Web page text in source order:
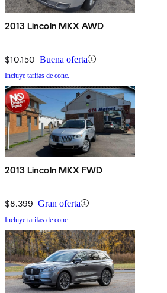
2013 Lincoln MKX AWD
$10,150 Buena oferta
Incluye tarifas de conc.
2013 Lincoln MKX FWD
$8,399 Gran oferta
Incluye tarifas de conc.